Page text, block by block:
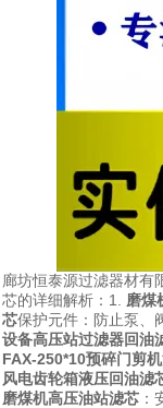
廊坊恒泰源过滤器材有
芯的详细解析：1. 磨煤
芯保护元件：防止泵、
设备高压站过滤器回油
FAX-250*10预碎门剪
风电齿轮箱液压回油滤
磨煤机高压油站滤芯